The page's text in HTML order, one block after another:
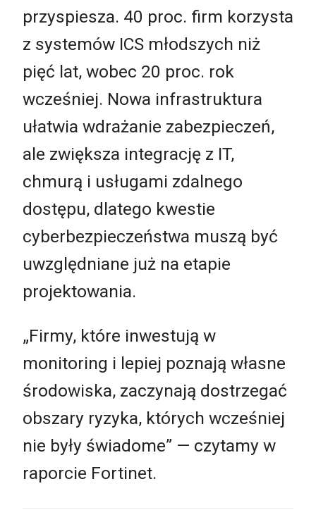
przyspiesza. 40 proc. firm korzysta
z systemów ICS młodszych niż
pięć lat, wobec 20 proc. rok
wcześniej. Nowa infrastruktura
ułatwia wdrażanie zabezpieczeń,
ale zwiększa integrację z IT,
chmurą i usługami zdalnego
dostępu, dlatego kwestie
cyberbezpieczeństwa muszą być
uwzględniane już na etapie
projektowania.
„Firmy, które inwestują w
monitoring i lepiej poznają własne
środowiska, zaczynają dostrzegać
obszary ryzyka, których wcześniej
nie były świadome” — czytamy w
raporcie Fortinet.